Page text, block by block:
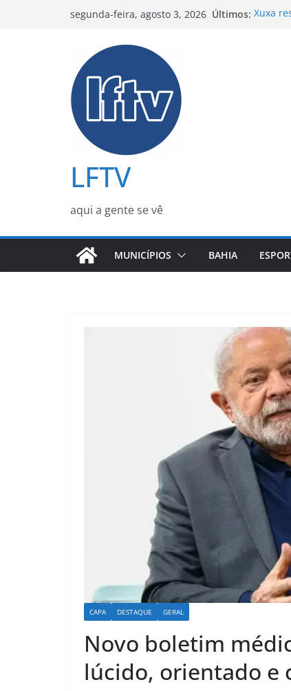
segunda-feira, agosto 3, 2026 Últimos: Xuxa
Flávio
mas
LFTV
aqui a gente se vê
MUNICÍPIOS BAHIA
CAPA DESTAQUE GERAL
Novo boletim
lúcido, orientado e